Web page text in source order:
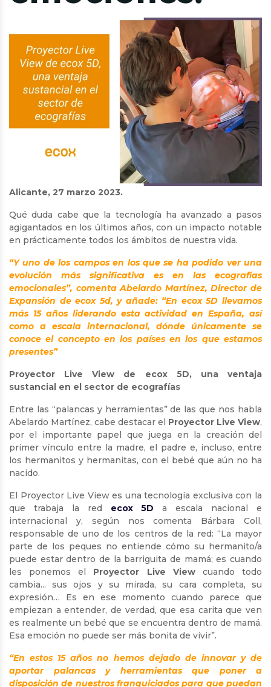
Alicante, 27 marzo 2023.
Qué duda cabe que la tecnología ha avanzado a pasos
agigantados en los últimos años, con un impacto notable
en prácticamente todos los ámbitos de nuestra vida.
“Y uno de los campos en los que se ha podido ver una
evolución más significativa es en las ecografías
emocionales”, comenta Abelardo Martínez, Director de
Expansión de ecox 5d, y añade: “En ecox 5D llevamos
más 15 años liderando esta actividad en España, así
como a escala internacional, dónde únicamente se
conoce el concepto en los países en los que estamos
presentes”
Proyector Live View de ecox 5D, una ventaja
sustancial en el sector de ecografías
Entre las “palancas y herramientas” de las que nos habla
Abelardo Martínez, cabe destacar el Proyector Live View,
por el importante papel que juega en la creación del
primer vínculo entre la madre, el padre e, incluso, entre
los hermanitos y hermanitas, con el bebé que aún no ha
nacido.
El Proyector Live View es una tecnología exclusiva con la
que trabaja la red ecox 5D a escala nacional e
internacional y, según nos comenta Bárbara Coll,
responsable de uno de los centros de la red: “La mayor
parte de los peques no entiende cómo su hermanito/a
puede estar dentro de la barriguita de mamá; es cuando
les ponemos el Proyector Live Viewcuando todo
cambia... sus ojos y su mirada, su cara completa, su
expresión… Es en ese momento cuando parece que
empiezan a entender, de verdad, que esa carita que ven
es realmente un bebé que se encuentra dentro de mamá.
Esa emoción no puede ser más bonita de vivir”.
“En estos 15 años no hemos dejado de innovar y de
aportar palancas y herramientas que poner a
disposición de nuestros franquiciados para que puedan